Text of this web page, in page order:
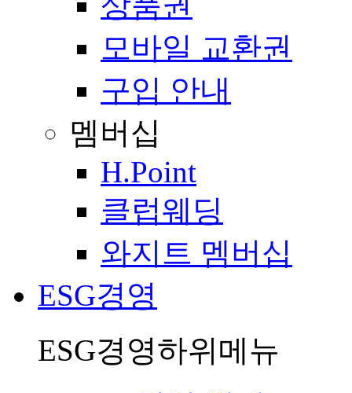
모바일 교환권
구입 안내
멤버십
H.Point
클럽웨딩
와지트 멤버십
ESG경영
ESG경영하위메뉴